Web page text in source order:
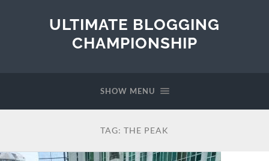
ULTIMATE BLOGGING
CHAMPIONSHIP
SHOW MENU
TAG: THE PEAK